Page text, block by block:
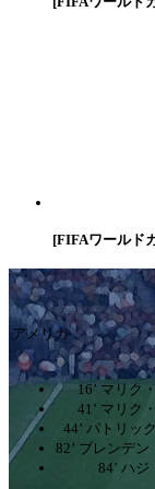
[FIFAワールド
アメリカ
16’ マリク
41’ マリク
44’ パトリッ
82’ ブレンデ
84’ ハジ